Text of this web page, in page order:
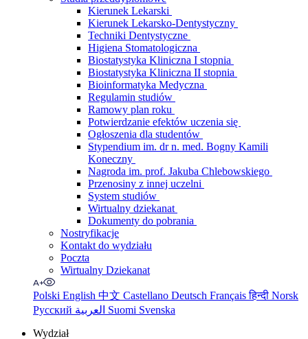
Kierunek Lekarski
Kierunek Lekarsko-Dentystyczny
Techniki Dentystyczne
Higiena Stomatologiczna
Biostatystyka Kliniczna I stopnia
Biostatystyka Kliniczna II stopnia
Bioinformatyka Medyczna
Regulamin studiów
Ramowy plan roku
Potwierdzanie efektów uczenia się
Ogłoszenia dla studentów
Stypendium im. dr n. med. Bogny Kamili
Koneczny
Nagroda im. prof. Jakuba Chlebowskiego
Przenosiny z innej uczelni
System studiów
Wirtualny dziekanat
Dokumenty do pobrania
Nostryfikacje
Kontakt do wydziału
Poczta
Wirtualny Dziekanat
Polski English 中文 Castellano Deutsch Françaisहिन्दी Norsk
Русский
Suomi Svenska
Wydział